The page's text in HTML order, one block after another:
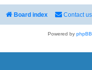
Board index Contact us
Powered by phpBB